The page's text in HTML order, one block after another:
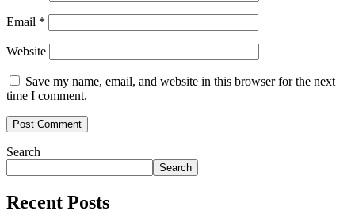
Email *
Website
Save my name, email, and website in this browser for the next
time I comment.
Search
Search
Recent Posts